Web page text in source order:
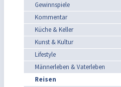
Gewinnspiele
Kommentar
Küche & Keller
Kunst & Kultur
Lifestyle
Männerleben & Vaterleben
Reisen